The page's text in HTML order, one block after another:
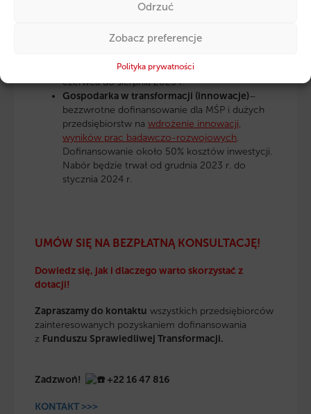
Odrzuć
Zobacz preferencje
Polityka prywatności
MŚP i dużych przedsiębiorstw na
technologie Przemysłu 4.0, poprawiające
70% kosztów inwestycji. Nabór trawa będzie od
czerwca do sierpnia 2023 r.
Gospodarka w transformacji (innowacje)–
bezzwrotne dofinansowanie dla MŚP i dużych
przedsiębiorstw na wdrożenie innowacji,
wyników prac badawczo-rozwojowych.
Dofinansowanie około 50% kosztów inwestycji.
Nabór będzie trwał od grudnia 2023 r. do
stycznia 2024 r.
UMÓW SIĘ NA BEZPŁATNĄ KONSULTACJĘ!
Dowiedz się, jak i dlaczego warto skorzystać z
dotacji!
Zapraszamy do kontaktu wszystkich przedsiębiorców
zainteresowanych pozyskaniem dofinansowania
z Funduszu Sprawiedliwej Transformacji.
Zadzwoń! +22 16 47 816
KONTAKT >>>